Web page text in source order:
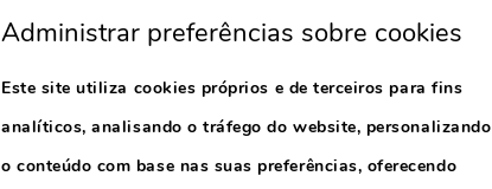
Administrar preferências sobre cookies
Este site utiliza cookies próprios e de terceiros para fins
analíticos, analisando o tráfego do website, personalizando
o conteúdo com base nas suas preferências, oferecendo